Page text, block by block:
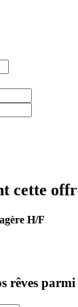
cette
H/F
rêves parmi